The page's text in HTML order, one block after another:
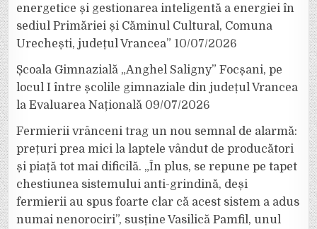
energetice și gestionarea inteligentă a energiei în
sediul Primăriei și Căminul Cultural, Comuna
Urechești, județul Vrancea” 10/07/2026
Școala Gimnazială „Anghel Saligny” Focșani, pe
locul I între școlile gimnaziale din județul Vrancea
la Evaluarea Națională 09/07/2026
Fermierii vrânceni trag un nou semnal de alarmă:
prețuri prea mici la laptele vândut de producători
și piață tot mai dificilă. „În plus, se repune pe tapet
chestiunea sistemului anti-grindină, deși
fermierii au spus foarte clar că acest sistem a adus
numai nenorociri”, susține Vasilică Pamfil, unul